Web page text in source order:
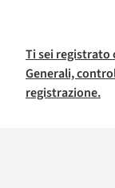
Ti sei registrato
Generali,
registrazione.